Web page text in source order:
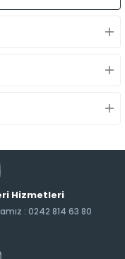
Hizmetleri
: 0242 814 63 80